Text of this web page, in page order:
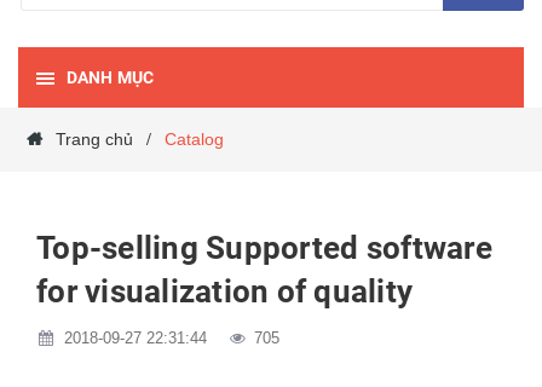
DANH MỤC
Trang chủ / Catalog
Top-selling Supported software
for visualization of quality
2018-09-27 22:31:44 705